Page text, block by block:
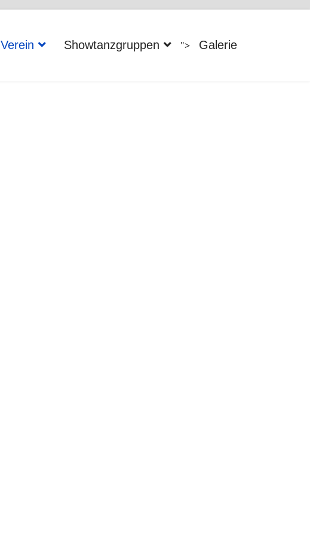
Verein Showtanzgruppen "> Galerie